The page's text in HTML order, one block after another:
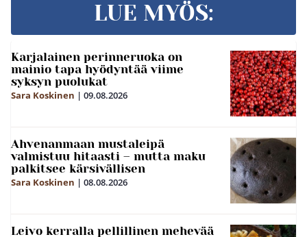
LUE MYÖS:
Karjalainen perinneruoka on
mainio tapa hyödyntää viime
syksyn puolukat
Sara Koskinen | 09.08.2026
Ahvenanmaan mustaleipä
valmistuu hitaasti – mutta maku
palkitsee kärsivällisen
Sara Koskinen | 08.08.2026
Leivo kerralla pellillinen mehevää